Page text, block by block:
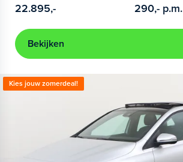
22.895,- 290,- p.m.
Bekijken
Kies jouw zomerdeal!